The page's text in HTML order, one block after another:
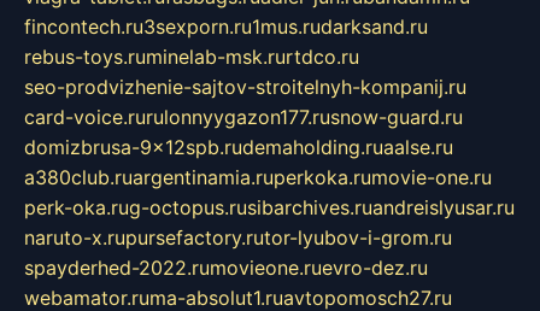
fincontech.ru3sexporn.ru1mus.rudarksand.ru
rebus-toys.ruminelab-msk.rurtdco.ru
seo-prodvizhenie-sajtov-stroitelnyh-kompanij.ru
card-voice.rurulonnyygazon177.rusnow-guard.ru
domizbrusa-9x12spb.rudemaholding.ruaalse.ru
a380club.ruargentinamia.ruperkoka.rumovie-one.ru
perk-oka.rug-octopus.rusibarchives.ruandreislyusar.ru
naruto-x.rupursefactory.rutor-lyubov-i-grom.ru
spayderhed-2022.rumovieone.ruevro-dez.ru
webamator.ruma-absolut1.ruavtopomosch27.ru